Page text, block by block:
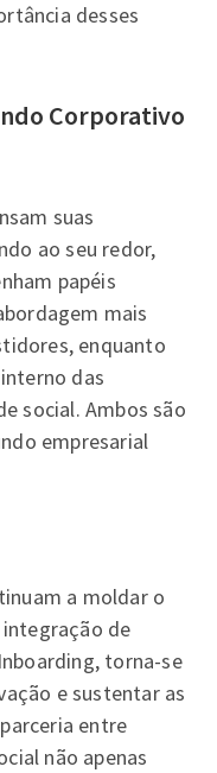
desses
Corporativo
suas
ao seu redor,
papéis
mais
enquanto
das
social. Ambos são
empresarial
a moldar o
de
torna-se
e sustentar as
entre
não apenas